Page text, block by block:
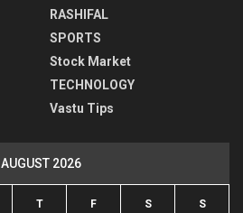
RASHIFAL
SPORTS
Stock Market
TECHNOLOGY
Vastu Tips
AUGUST 2026
T F S S